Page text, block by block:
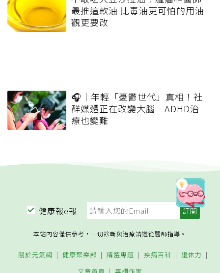
最推這款油 比毒油更可怕的用油
觀更要改
🎧｜年輕「憂鬱世代」真相！社
群媒體正在改變大腦 ADHD治
療也變難
健康報e報
本站內容僅供參考，一切診斷與治療請遵從醫師指導。
關於元氣網 健康聚樂部 精選專題 疾病百科
退休力